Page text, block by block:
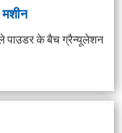
पाउडर के बैच ग्रैन्यूलेशन